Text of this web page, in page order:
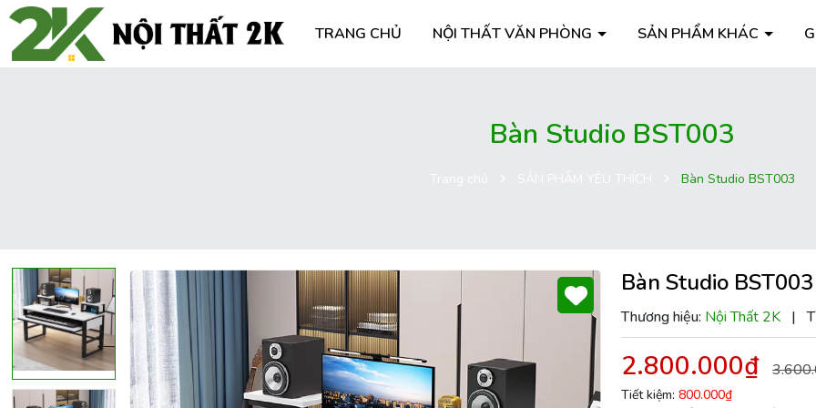
TRANG CHỦ NỘI THẤT VĂN PHÒNG SẢN PHẨM KHÁC
Bàn Studio BST003
Bàn Studio BST003
Bàn Studio BST003
Thương hiệu: Nội Thất 2K |
2.800.000₫
Tiết kiệm: 800.000₫